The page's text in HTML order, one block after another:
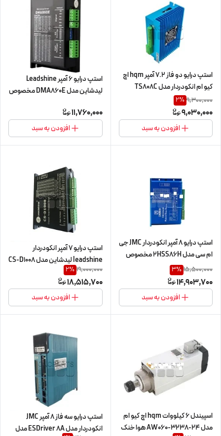
استپ درایو دو فاز 7.2 آمپر hqm اچ
کیو ام انکودردار مدل TS808C
کیلوگرم انکودردار
60HS30+EN~86HS120+EN
(هیبدرید سروو درایور) (اورجینال
وارداتی)
9,300,000
2%
9,030,000
افزودن به سبد
استپ درایو 6 آمپر Leadshine
لیدشاین مدل DMA860E مخصوص
(اورجینال وارداتی)
11,760,000
افزودن به سبد
استپ درایو 8 آمپر انکودردار JMC جی
ام سی مدل 2HSS86H مخصوص
(هیبرید سروو درایور) (اورجینال
وارداتی
15,500,000
3%
14,903,700
افزودن به سبد
استپ درایو 7 آمپر انکودردار
leadshine لیدشاین مدل CS-D1008
کیلوگرم (هیبرید سروو درایور)
(اورجینال وارداتی)
19,000,000
2%
18,515,700
افزودن به سبد
اسپیندل 6 کیلووات hqm اچ کیو ام
مدل AW060-3238-24 هوا خنک
استپ درایو سه فاز 8 آمپر JMC
انکودردار مدل ESDriver 8A مدل